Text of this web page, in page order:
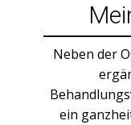
Neben der
ein